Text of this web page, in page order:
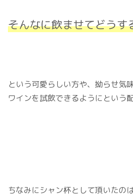
そんなに飲ませてどうす
という可愛らしい方や、拗らせ気
ワインを試飲できるようにという
ちなみにシャン杯として頂いたの